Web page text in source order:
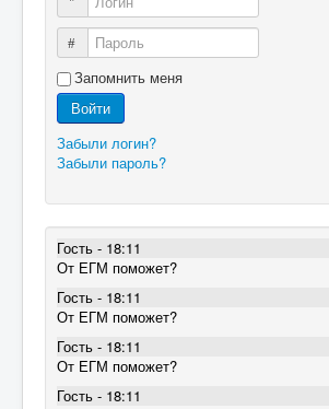
Пароль
Запомнить меня
Войти
Забыли логин?
Забыли пароль?
Гость - 18:11
От ЕГМ поможет?
Гость - 18:11
От ЕГМ поможет?
Гость - 18:11
От ЕГМ поможет?
Гость - 18:11